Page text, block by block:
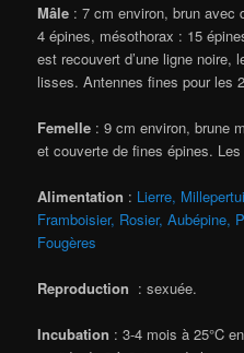
Mâle : 7 cm environ, brun avec
4 épines, mésothorax : 15
est recouvert d’une ligne noire,
lisses. Antennes fines pour les
Femelle : 9 cm environ, brune
et couverte de fines épines.
Alimentation : Lierre,
Framboisier, Rosier, Aubépine,
Fougères
Reproduction : sexuée.
Incubation : 3-4 mois à 25°C